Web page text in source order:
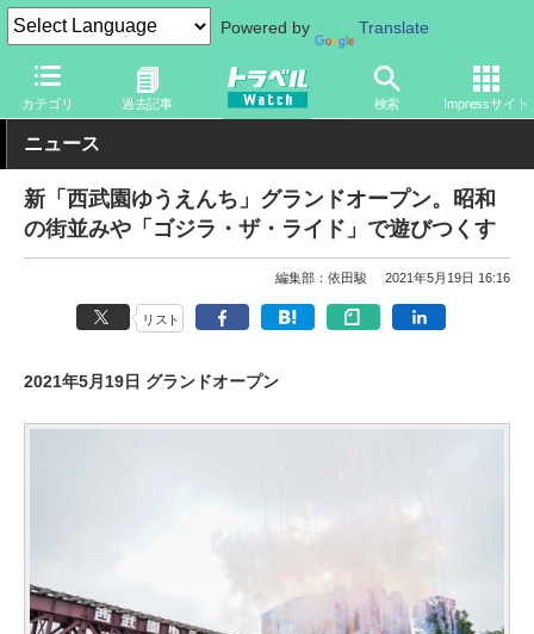
Powered by Translate
カテゴリ 過去記事 検索 Impressサイト
トラベル Watch 地域 国内旅行 関東
ニュース
新「西武園ゆうえんち」グランドオープン。昭和
の街並みや「ゴジラ・ザ・ライド」で遊びつくす
編集部：依田駿 2021年5月19日 16:16
リスト
2021年5月19日 グランドオープン